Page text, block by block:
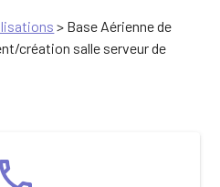
> Base Aérienne de
création salle serveur de
phone